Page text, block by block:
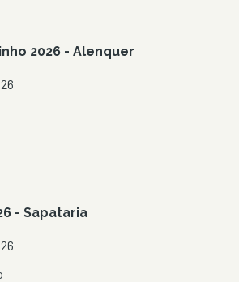
2026 - Alenquer
- Sapataria